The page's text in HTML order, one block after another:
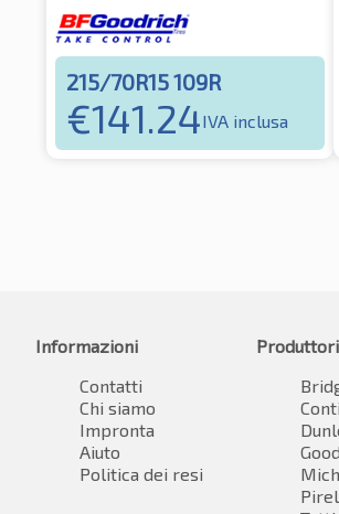
215/70R15 109R
€141.24IVA inclusa
Informazioni
Contatti
Chi siamo
Impronta
Aiuto
Politica dei resi
Produttori